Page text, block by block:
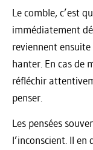
Le comble, c’est
immédiatement
reviennent
hanter. En cas de
réfléchir
penser.
Les pensées
l’inconscient. Il en